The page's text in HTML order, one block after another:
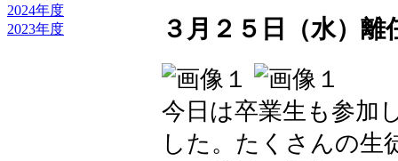
2024年度
2023年度
３月２５日（水）離
今日は卒業生も参加
した。たくさんの生